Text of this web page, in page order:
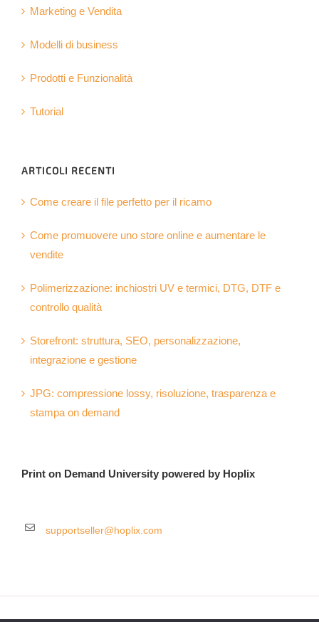
Marketing e Vendita
Modelli di business
Prodotti e Funzionalità
Tutorial
ARTICOLI RECENTI
Come creare il file perfetto per il ricamo
Come promuovere uno store online e aumentare le
vendite
Polimerizzazione: inchiostri UV e termici, DTG, DTF e
controllo qualità
Storefront: struttura, SEO, personalizzazione,
integrazione e gestione
JPG: compressione lossy, risoluzione, trasparenza e
stampa on demand
Print on Demand University powered by Hoplix
supportseller@hoplix.com